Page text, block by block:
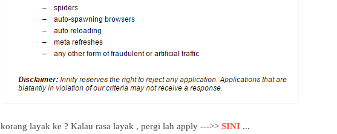
layak ke ? Kalau rasa layak , pergi lah apply --->> SINI ...